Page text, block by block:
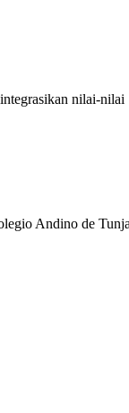
nilai-nilai
Andino de